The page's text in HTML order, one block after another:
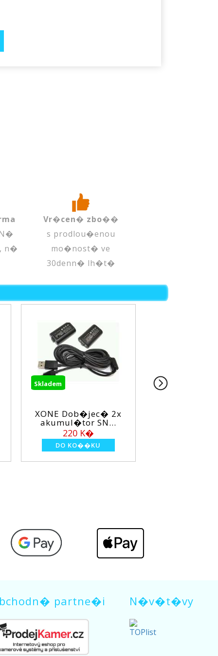
n�
Vr�cen� zbo��
s prodlou�enou
mo�nost� ve
30denn� lh�t�
Dob�jec� 2x
SN...
XONE Nab�jec�
stanice M XONE ...
partne�i N�v�t�vy